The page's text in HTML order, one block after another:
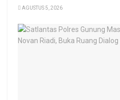
AGUSTUS 5, 2026